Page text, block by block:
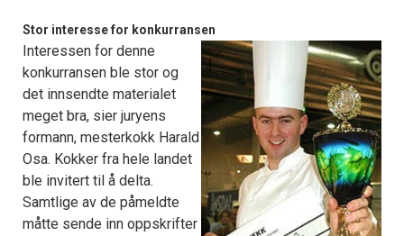
Stor interesse for konkurransen
Interessen for denne
konkurransen ble stor og
det innsendte materialet
meget bra, sier juryens
formann, mesterkokk Harald
Osa. Kokker fra hele landet
ble invitert til å delta.
Samtlige av de påmeldte
måtte sende inn oppskrifter